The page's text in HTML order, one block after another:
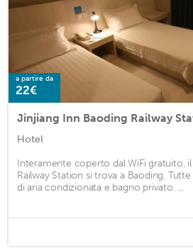
a partire da
22€
Jinjiang Inn Baoding Railway
Hotel
Interamente coperto dal WiFi gratuito,
Railway Station si trova a Baoding.
di aria condizionata e bagno privato. ...